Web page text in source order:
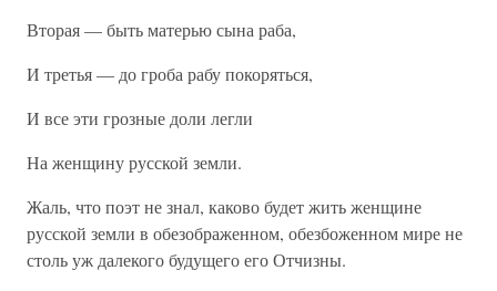
Вторая — быть матерью сына раба,
И третья — до гроба рабу покоряться,
И все эти грозные доли легли
На женщину русской земли.
Жаль, что поэт не знал, каково будет жить женщине
русской земли в обезображенном, обезбоженном мире не
столь уж далекого будущего его Отчизны.